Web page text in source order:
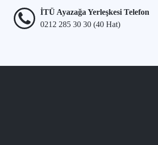
İTÜ Ayazağa Yerleşkesi Telefon
0212 285 30 30 (40 Hat)